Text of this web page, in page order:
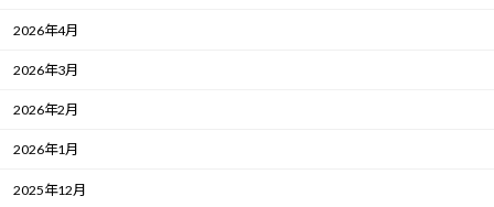
2026年4月
2026年3月
2026年2月
2026年1月
2025年12月